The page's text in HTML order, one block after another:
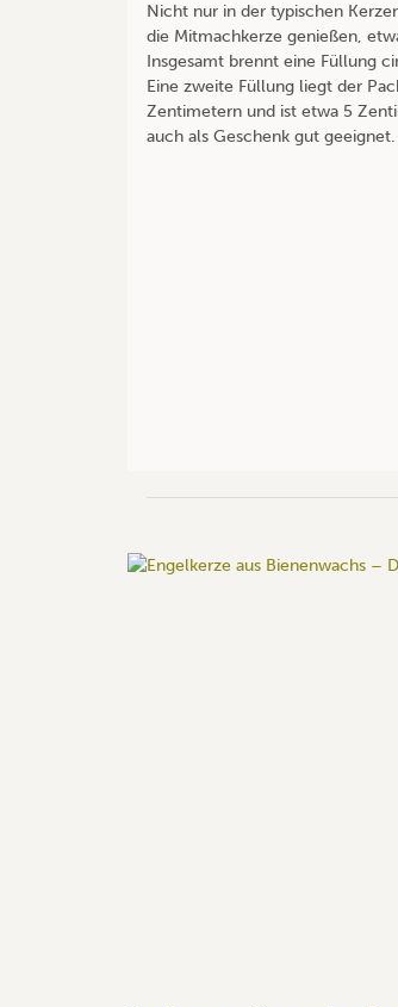
Nicht nur in der typischen
die Mitmachkerze genießen,
Insgesamt brennt eine Füllung
Eine zweite Füllung liegt der
Zentimetern und ist etwa 5
auch als Geschenk gut geeignet.